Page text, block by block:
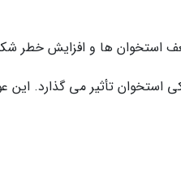
استخوان ها و افزایش خطر
استخوان تأثیر می گذارد. این